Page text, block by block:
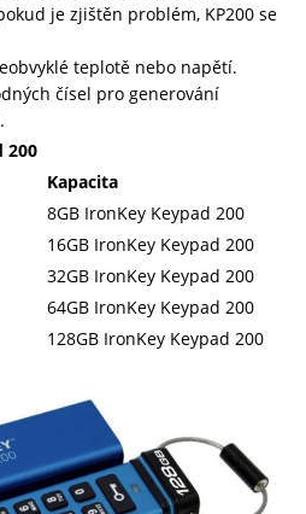
je zjištěn problém, KP200 se
teplotě nebo napětí.
čísel pro generování
200
Kapacita
8GB IronKey Keypad 200
16GB IronKey Keypad 200
32GB IronKey Keypad 200
64GB IronKey Keypad 200
128GB IronKey Keypad 200